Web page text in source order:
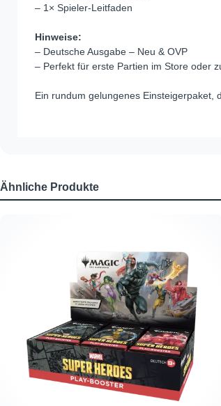
– 1× Spieler‑Leitfaden
Hinweise:
– Deutsche Ausgabe – Neu & OVP
– Perfekt für erste Partien im Store oder
Ein rundum gelungenes Einsteigerpaket,
Ähnliche Produkte